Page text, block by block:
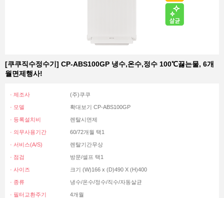
[쿠쿠직수정수기] CP-ABS100GP 냉수,온수,정수 100℃끓는물, 6개
월면제행사!
· 제조사 (주)쿠쿠
· 모델 확대보기 CP-ABS100GP
· 등록설치비 렌탈시면제
· 의무사용기간 60/72개월 택1
· 서비스(A/S) 렌탈기간무상
· 점검 방문/셀프 택1
· 사이즈 크기 (W)166 x (D)490 X (H)400
· 종류 냉수/온수/정수/직수/자동살균
· 필터교환주기 4개월